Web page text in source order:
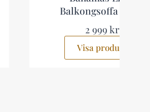
Balkongsoffa Beige